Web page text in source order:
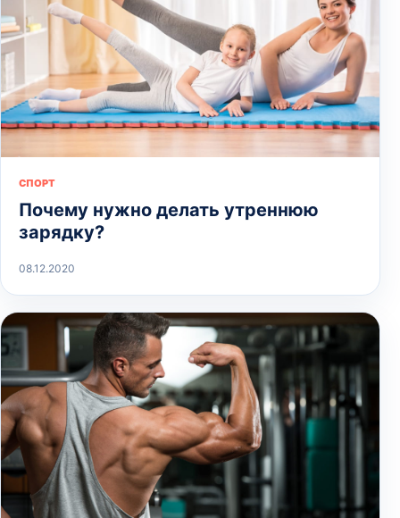
СПОРТ
Почему нужно делать утреннюю
зарядку?
08.12.2020